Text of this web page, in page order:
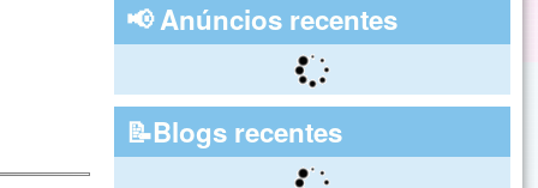
📢 Anúncios recentes
📝Blogs recentes